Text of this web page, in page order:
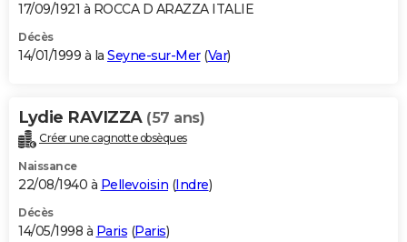
17/09/1921 à ROCCA D ARAZZA ITALIE
Décès
14/01/1999 à la Seyne-sur-Mer(Var)
Lydie RAVIZZA (57 ans)
Créer une cagnotte obsèques
Naissance
22/08/1940 à Pellevoisin (Indre)
Décès
14/05/1998 à Paris (Paris)